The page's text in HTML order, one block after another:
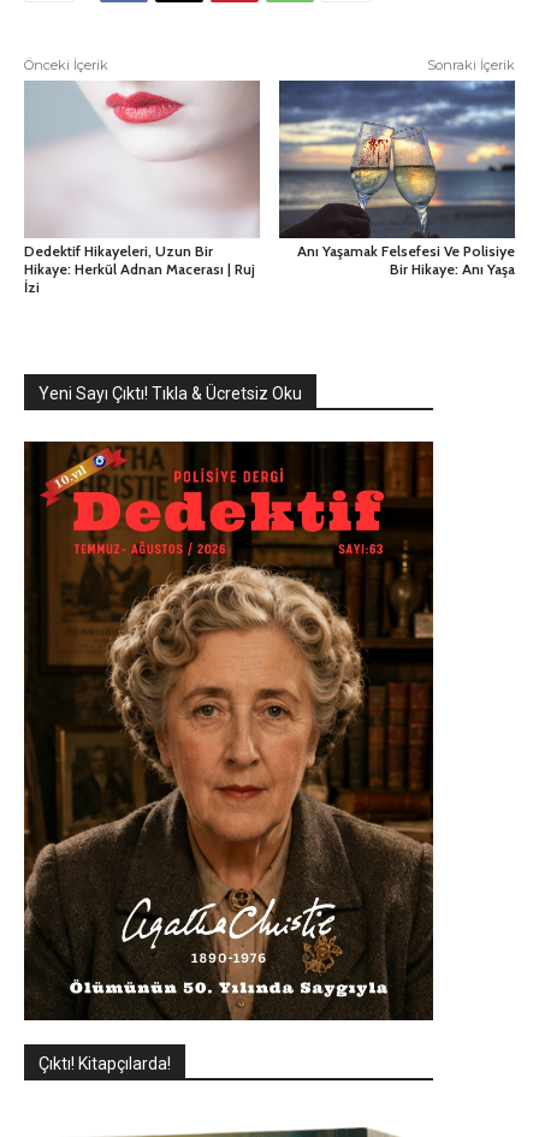
Önceki İçerik
Dedektif Hikayeleri, Uzun Bir
Hikaye: Herkül Adnan Macerası | Ruj
İzi
Sonraki İçerik
Anı Yaşamak Felsefesi Ve Polisiye
Bir Hikaye: Anı Yaşa
Yeni Sayı Çıktı! Tıkla & Ücretsiz Oku
Çıktı! Kitapçılarda!